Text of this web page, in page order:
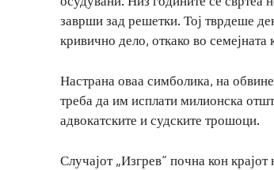
заврши зад решетки. Тој тврдеше
кривично дело, откако во
Настрана оваа симболика, на
треба да им исплати милионска
адвокатските и судските трошоци.
Случајот „Изгрев“ почна кон